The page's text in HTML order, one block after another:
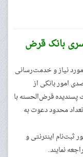
سراسری بانک قرض
نیاز و خدمت‌رسانی
امور بانکی از
پسندیده قرض‌الحسنه با
محدود دعوت به
ثبت‌نام اینترنتی و
نمایند.